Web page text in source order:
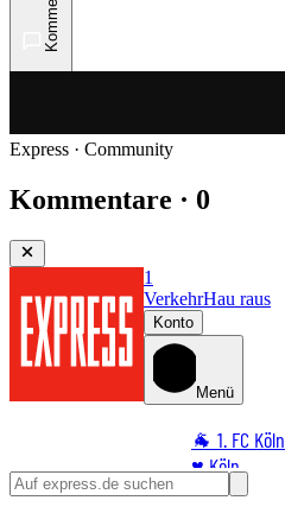
Express · Community
Kommentare · 0
1
VerkehrHau raus
Konto
Menü
🐐 1. FC Köln
♥️ Köln
⭐ Promi